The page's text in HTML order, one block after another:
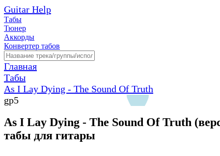
Guitar Help
Табы
Тюнер
Аккорды
Конвертер табов
Главная
Табы
As I Lay Dying - The Sound Of Truth
gp5
As I Lay Dying - The Sound Of Truth
табы для гитары